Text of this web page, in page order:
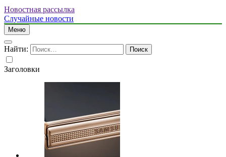
Новостная рассылка
Случайные новости
Меню
Найти:
Заголовки